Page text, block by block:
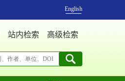
English
站内检索 高级检索